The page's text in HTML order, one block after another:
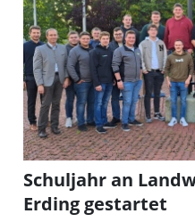
Schuljahr an
Erding gestartet